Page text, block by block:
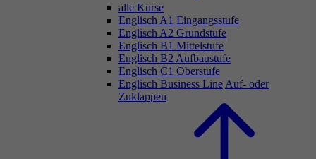
alle Kurse
Englisch A1 Eingangsstufe
Englisch A2 Grundstufe
Englisch B1 Mittelstufe
Englisch B2 Aufbaustufe
Englisch C1 Oberstufe
Englisch Business Line Auf- oder
Zuklappen